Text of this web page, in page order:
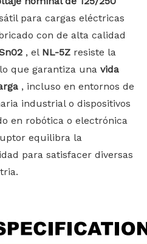
para cargas eléctricas
con de alta calidad
, el NL-5Z resiste la
que garantiza una vida
, incluso en entornos de
industrial o dispositivos
en robótica o electrónica
equilibra la
para satisfacer diversas